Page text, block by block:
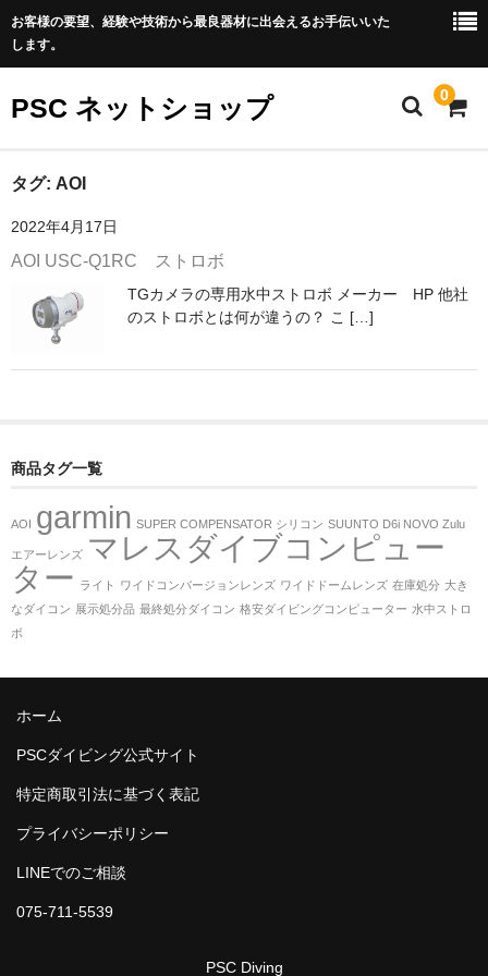
お客様の要望、経験や技術から最良器材に出会えるお手伝いいた
します。
PSC ネットショップ 0
ホーム
PSCダイビング公式サイト
特定商取引法に基づく表記
プライバシーポリシー
タグ: AOI
2022年4月17日
AOI USC-Q1RC ストロボ
TGカメラの専用水中ストロボ メーカー HP 他社
のストロボとは何が違うの？ こ […]
商品タグ一覧
AOI garmin SUPER COMPENSATOR シリコン SUUNTO D6i NOVO Zulu
エアーレンズ マレスダイブコンピュー
ター ライト ワイドコンバージョンレンズ ワイドドームレンズ 在庫処分 大き
なダイコン 展示処分品 最終処分ダイコン 格安ダイビングコンピューター 水中ストロ
ボ
ホーム
PSCダイビング公式サイト
特定商取引法に基づく表記
プライバシーポリシー
LINEでのご相談
075-711-5539
PSC Diving